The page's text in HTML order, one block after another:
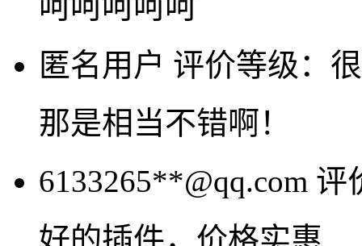
匿名用户 评价等级：
那是相当不错啊！
6133265**@qq.com 评